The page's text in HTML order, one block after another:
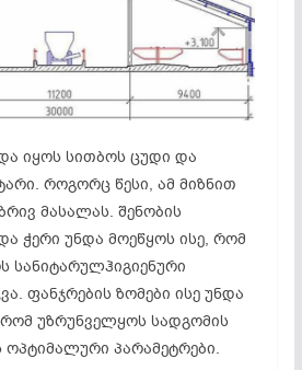
იყოს სითბოს ცუდი და
როგორც წესი, ამ მიზნით
მასალას. შენობის
ჭერი უნდა მოეწყოს ისე, რომ
სანიტარულჰიგიენური
ფანჯრების ზომები ისე უნდა
უზრუნველყოს სადგომის
ოპტიმალური პარამეტრები.